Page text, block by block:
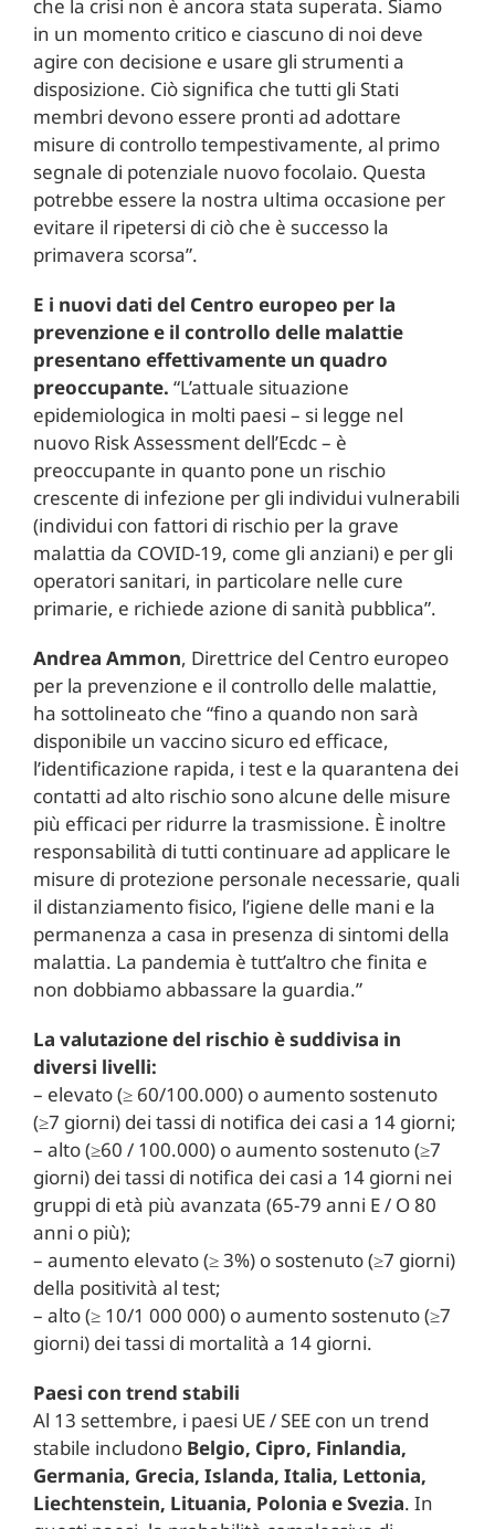
che la crisi non è ancora stata superata. Siamo
in un momento critico e ciascuno di noi deve
agire con decisione e usare gli strumenti a
disposizione. Ciò significa che tutti gli Stati
membri devono essere pronti ad adottare
misure di controllo tempestivamente, al primo
segnale di potenziale nuovo focolaio. Questa
potrebbe essere la nostra ultima occasione per
evitare il ripetersi di ciò che è successo la
primavera scorsa”.
E i nuovi dati del Centro europeo per la
prevenzione e il controllo delle malattie
presentano effettivamente un quadro
preoccupante. “L’attuale situazione
epidemiologica in molti paesi – si legge nel
nuovo Risk Assessment dell’Ecdc – è
preoccupante in quanto pone un rischio
crescente di infezione per gli individui vulnerabili
(individui con fattori di rischio per la grave
malattia da COVID-19, come gli anziani) e per gli
operatori sanitari, in particolare nelle cure
primarie, e richiede azione di sanità pubblica”.
Andrea Ammon, Direttrice del Centro europeo
per la prevenzione e il controllo delle malattie,
ha sottolineato che “fino a quando non sarà
disponibile un vaccino sicuro ed efficace,
l’identificazione rapida, i test e la quarantena dei
contatti ad alto rischio sono alcune delle misure
più efficaci per ridurre la trasmissione. È inoltre
responsabilità di tutti continuare ad applicare le
misure di protezione personale necessarie, quali
il distanziamento fisico, l’igiene delle mani e la
permanenza a casa in presenza di sintomi della
malattia. La pandemia è tutt’altro che finita e
non dobbiamo abbassare la guardia.”
La valutazione del rischio è suddivisa in
diversi livelli:
– elevato (≥ 60/100.000) o aumento sostenuto
(≥7 giorni) dei tassi di notifica dei casi a 14 giorni;
– alto (≥60 / 100.000) o aumento sostenuto (≥7
giorni) dei tassi di notifica dei casi a 14 giorni nei
gruppi di età più avanzata (65-79 anni E / O 80
anni o più);
– aumento elevato (≥ 3%) o sostenuto (≥7 giorni)
della positività al test;
– alto (≥ 10/1 000 000) o aumento sostenuto (≥7
giorni) dei tassi di mortalità a 14 giorni.
Paesi con trend stabili
Al 13 settembre, i paesi UE / SEE con un trend
stabile includono Belgio, Cipro, Finlandia,
Germania, Grecia, Islanda, Italia, Lettonia,
Liechtenstein, Lituania, Polonia e Svezia. In